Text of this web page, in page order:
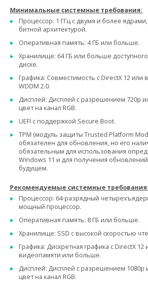
Минимальные системные требования:
Процессор: 1 ГГц с двумя и более
битной архитектурой.
Оперативная память: 4 ГБ или больше.
Хранилище: 64 ГБ или больше
диске.
Графика: Совместимость с DirectX 12
WDDM 2.0.
Дисплей: Дисплей с разрешением 720p
цвет на канал RGB.
UEFI с поддержкой Secure Boot.
TPM (модуль защиты Trusted Platform
обязателен для обновления, но его
обязательным для использования
Windows 11 и для получения
будущем.
Рекомендуемые системные требования:
Процессор: 64-разрядный
мощный процессор.
Оперативная память: 8 ГБ или больше.
Хранилище: SSD с высокой скоростью
Графика: Дискретная графика с DirectX 12
видеопамяти или больше.
Дисплей: Дисплей с разрешением 1080p
цвет на канал RGB.